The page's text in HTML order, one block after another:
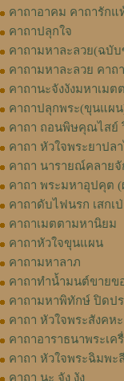
คาถาอาคม คาถารักแ
คาถาปลุกใจ
คาถามหาละลวย(ฉบั
คาถามหาละลวย คาถ
คาถานะจังงังมหาเมต
คาถาปลุกพระ(ขุนแผ
คาถา ถอนพิษคุณไสย์
คาถา หัวใจพระยาปล
คาถา นารายณ์คลายจั
คาถา พระมหาอุปคุต (
คาถาดับไฟนรก เสก
คาถาเมตตามหานิยม
คาถาหัวใจขุนแผน
คาถามหาลาภ
คาถาทำน้ำมนต์ขายข
คาถามหาพิทักษ์ ปิดป
คาถา หัวใจพระสังคหะ
คาถาอาราธนาพระเค
คาถา หัวใจพระฉิมพะลี
คาถา นะ จัง งัง